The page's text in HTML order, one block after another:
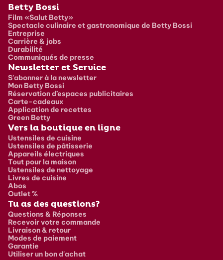
Pied de page
Betty Bossi
Film «Salut Betty»
Spectacle culinaire et gastronomique de Betty Bossi
Entreprise
Carrière & jobs
Durabilité
Communiqués de presse
Newsletter et Service
S'abonner à la newsletter
Mon Betty Bossi
Réservation d’espaces publicitaires
Carte-cadeaux
Application de recettes
Green Betty
Vers la boutique en ligne
Ustensiles de cuisine
Ustensiles de pâtisserie
Appareils électriques
Tout pour la maison
Ustensiles de nettoyage
Livres de cuisine
Abos
Outlet %
Tu as des questions?
Questions & Réponses
Recevoir votre commande
Livraison & retour
Modes de paiement
Garantie
Utiliser un bon d'achat